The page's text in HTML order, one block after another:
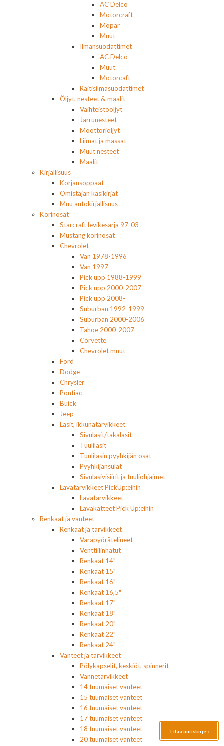
AC Delco
Motorcraft
Mopar
Muut
Ilmansuodattimet
AC Delco
Muut
Motorcaft
Raitisilmasuodattimet
Öljyt, nesteet & maalit
Vaihteistoöljyt
Jarrunesteet
Moottoriöljyt
Liimat ja massat
Muut nesteet
Maalit
Kirjallisuus
Korjausoppaat
Omistajan käsikirjat
Muu autokirjallisuus
Korinosat
Starcraft levikesarja 97-03
Mustang korinosat
Chevrolet
Van 1978-1996
Van 1997-
Pick upp 1988-1999
Pick upp 2000-2007
Pick upp 2008-
Suburban 1992-1999
Suburban 2000-2006
Tahoe 2000-2007
Corvette
Chevrolet muut
Ford
Dodge
Chrysler
Pontiac
Buick
Jeep
Lasit, ikkunatarvikkeet
Sivulasit/takalasit
Tuulilasit
Tuulilasin pyyhkijän osat
Pyyhkijänsulat
Sivulasivisiirit ja tuuliohjaimet
Lavatarvikkeet PickUp:eihin
Lavatarvikkeet
Lavakatteet Pick Up:eihin
Renkaat ja vanteet
Renkaat ja tarvikkeet
Varapyörätelineet
Venttiilinhatut
Renkaat 14"
Renkaat 15"
Renkaat 16"
Renkaat 16,5"
Renkaat 17"
Renkaat 18"
Renkaat 20"
Renkaat 22"
Renkaat 24"
Vanteet ja tarvikkeet
Pölykapselit, keskiöt, spinnerit
Vannetarvikkeet
14 tuumaiset vanteet
15 tuumaiset vanteet
16 tuumaiset vanteet
17 tuumaiset vanteet
18 tuumaiset vanteet
20 tuumaiset vanteet
Tilaa uutiskirje ›